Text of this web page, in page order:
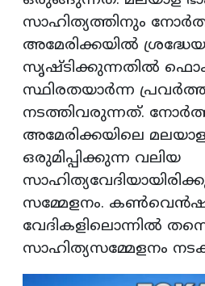
സാഹിത്യത്തിനും
അമേരിക്കയില്‍
സൃഷ്ടിക്കുന്നതില്‍
സ്ഥിരതയാര്‍ന്ന
നടത്തിവരുന്നത്.
അമേരിക്കയിലെ
ഒരുമിപ്പിക്കുന്ന വലിയ
സമ്മേളനം.
വേദികളിലൊന്നില്‍
സാഹിത്യസമ്മേളനം